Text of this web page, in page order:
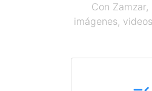
Con
imágenes,